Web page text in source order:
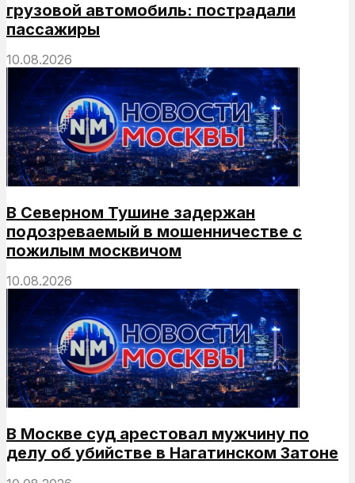
грузовой автомобиль: пострадали
пассажиры
10.08.2026
В Северном Тушине задержан
подозреваемый в мошенничестве с
пожилым москвичом
10.08.2026
В Москве суд арестовал мужчину по
делу об убийстве в Нагатинском Затоне